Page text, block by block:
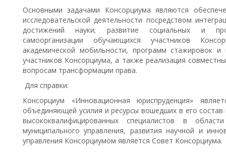
Основными задачами Консорциума являются
исследовательской деятельности посредством
достижений науки; развитие социальных и
самоорганизации обучающихся участников
академической мобильности, программ стажировок
участников Консорциума, а также реализация
вопросам трансформации права.
Для справки:
Консорциум «Инновационная юриспруденция»
объединяющей усилия и ресурсы вошедших в его
высококвалифицированных специалистов в
муниципального управления, развития научной и
управления Консорциумом является Совет Консорциума.